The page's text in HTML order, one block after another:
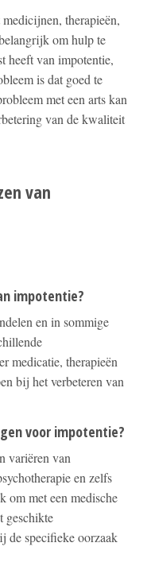
therapieën,
om hulp te
heeft van impotentie,
is dat goed te
met een arts kan
van de kwaliteit
van
impotentie?
en in sommige
medicatie, therapieën
bij het verbeteren van
voor impotentie?
variëren van
en zelfs
om met een medische
geschikte
de specifieke oorzaak